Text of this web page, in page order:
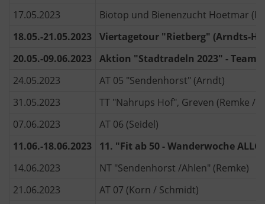
17.05.2023
Biotop und Bienenzucht Hoetmar
18.05.-21.05.2023 Viertagetour "Rietberg" (Arndts-
20.05.-09.06.2023 Aktion "Stadtradeln 2023" - Team
24.05.2023
AT 05 "Sendenhorst" (Arndt)
31.05.2023
TT "Nahrups Hof", Greven (Remke /
07.06.2023
AT 06 (Seidel)
11.06.-18.06.2023
11. "Fit ab 50 - Wanderwoche
14.06.2023
NT "Sendenhorst /Ahlen" (Remke)
21.06.2023
AT 07 (Korn / Schmidt)